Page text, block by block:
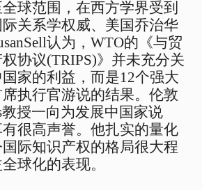
球范围，在西方学界受到
关系学权威、美国乔治华
认为，WTO的《与贸
协议(TRIPS)》并未充分关
家的利益，而是12个强大
执行官游说的结果。伦敦
教授一向为发展中国家说
很高声誉。他扎实的量化
际知识产权的格局很大程
球化的表现。